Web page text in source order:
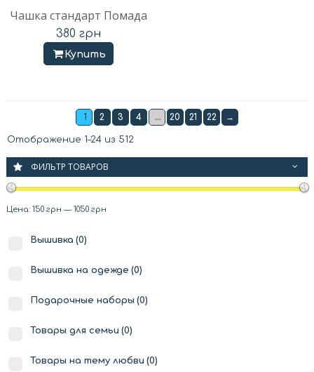
Чашка стандарт Помада
380 грн
Купить
1 2 3 4 … 20 21 22 →
Отображение 1–24 из 512
ФИЛЬТР ТОВАРОВ
Цена: 150 грн — 1050 грн
Вышивка (0)
Вышивка на одежде (0)
Подарочные наборы (0)
Товары для семьи (0)
Товары на тему любви (0)